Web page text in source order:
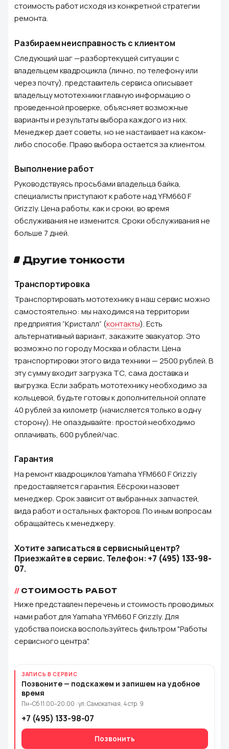
стоимость работ исходя из конкретной стратегии
ремонта.
Разбираем неисправность с клиентом
Следующий шаг —разбортекущей ситуации с
владельцем квадроцикла (лично, по телефону или
через почту). представитель сервиса описывает
владельцу мототехники главную информацию о
проведенной проверке, объясняет возможные
варианты и результаты выбора каждого из них.
Менеджер дает советы, но не настаивает на каком-
либо способе. Право выбора остается за клиентом.
Выполнение работ
Руководствуясь просьбами владельца байка,
специалисты приступают к работе над YFM660 F
Grizzly. Цена работы, как и сроки, во время
обслуживания не изменится. Сроки обслуживания не
больше 7 дней.
Другие тонкости
Транспортировка
Транспортировать мототехнику в наш сервис можно
самостоятельно: мы находимся на территории
предприятия “Кристалл” (контакты). Есть
альтернативный вариант, закажите эвакуатор. Это
возможно по городу Москва и области. Цена
транспортировки этого вида техники — 2500 рублей. В
эту сумму входит загрузка ТС, сама доставка и
выгрузка. Если забрать мототехнику необходимо за
кольцевой, будьте готовы к дополнительной оплате
40 рублей за километр (начисляется только в одну
сторону). Не опаздывайте: простой необходимо
оплачивать, 600 рублей/час.
Гарантия
На ремонт квадроциклов Yamaha YFM660 F Grizzly
предоставляется гарантия. Еёсроки назовет
менеджер. Срок зависит от выбранных запчастей,
вида работ и остальных факторов. По иным вопросам
обращайтесь к менеджеру.
Хотите записаться в сервисный центр?
Приезжайте в сервис. Телефон: +7 (495) 133-98-
07.
СТОИМОСТЬ РАБОТ
Ниже представлен перечень и стоимость проводимых
нами работ для Yamaha YFM660 F Grizzly. Для
удобства поиска воспользуйтесь фильтром "Работы
сервисного центра".
ЗАПИСЬ В СЕРВИС
Позвоните — подскажем и запишем на удобное
время
Пн–Сб 11:00–20:00 · ул. Самокатная, 4 стр. 9
+7 (495) 133-98-07
Позвонить